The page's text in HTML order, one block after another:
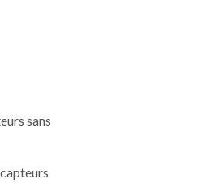
sans